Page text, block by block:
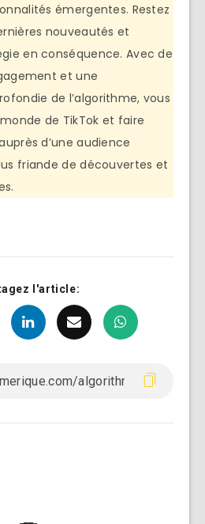
émergentes. Restez
nouveautés et
en conséquence. Avec de
et une
de l’algorithme, vous
de TikTok et faire
d’une audience
friande de découvertes et
l'article: